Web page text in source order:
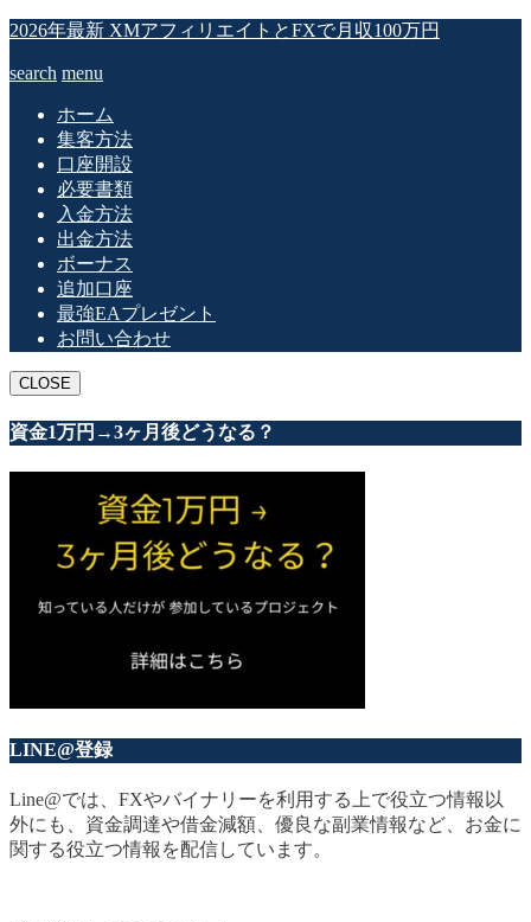
2026年最新 XMアフィリエイトとFXで月収100万円
search menu
ホーム
集客方法
口座開設
必要書類
入金方法
出金方法
ボーナス
追加口座
最強EAプレゼント
お問い合わせ
CLOSE
資金1万円→3ヶ月後どうなる？
LINE@登録
Line@では、FXやバイナリーを利用する上で役立つ情報以
外にも、資金調達や借金減額、優良な副業情報など、お金に
関する役立つ情報を配信しています。